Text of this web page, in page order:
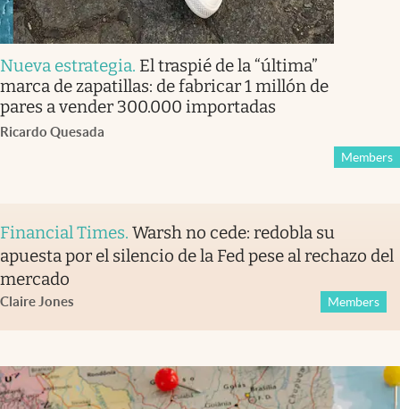
Nueva estrategia. El traspié de la “última”
marca de zapatillas: de fabricar 1 millón de
pares a vender 300.000 importadas
Ricardo Quesada
Members
Financial Times. Warsh no cede: redobla su
apuesta por el silencio de la Fed pese al rechazo del
mercado
Claire Jones Members